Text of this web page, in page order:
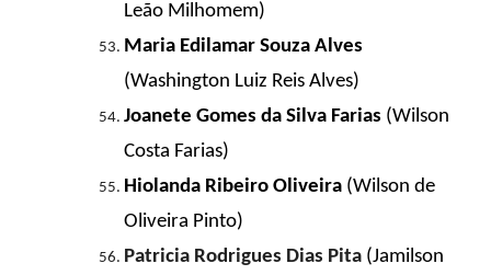
Leão Milhomem)
Maria Edilamar Souza Alves
(Washington Luiz Reis Alves)
Joanete Gomes da Silva Farias (Wilson
Costa Farias)
Hiolanda Ribeiro Oliveira (Wilson de
Oliveira Pinto)
Patricia Rodrigues Dias Pita (Jamilson